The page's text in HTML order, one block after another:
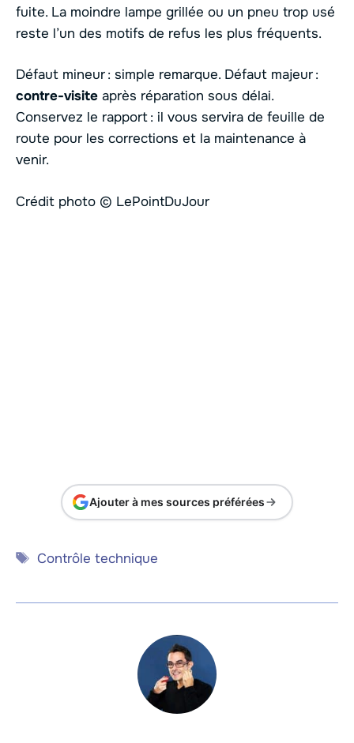
fuite. La moindre lampe grillée ou un pneu trop usé
reste l’un des motifs de refus les plus fréquents.
Défaut mineur : simple remarque. Défaut majeur :
contre-visite après réparation sous délai.
Conservez le rapport : il vous servira de feuille de
route pour les corrections et la maintenance à
venir.
Crédit photo © LePointDuJour
Ajouter à mes sources préférées
Étiquettes
Contrôle technique